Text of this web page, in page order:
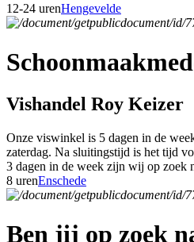
12-24 urenHengevelde
Vishandel Roy Keizer
Onze viswinkel is 5 dagen in de
zaterdag. Na sluitingstijd is het tijd
3 dagen in de week zijn wij op zoek
8 urenEnschede
Ben jij op zoek